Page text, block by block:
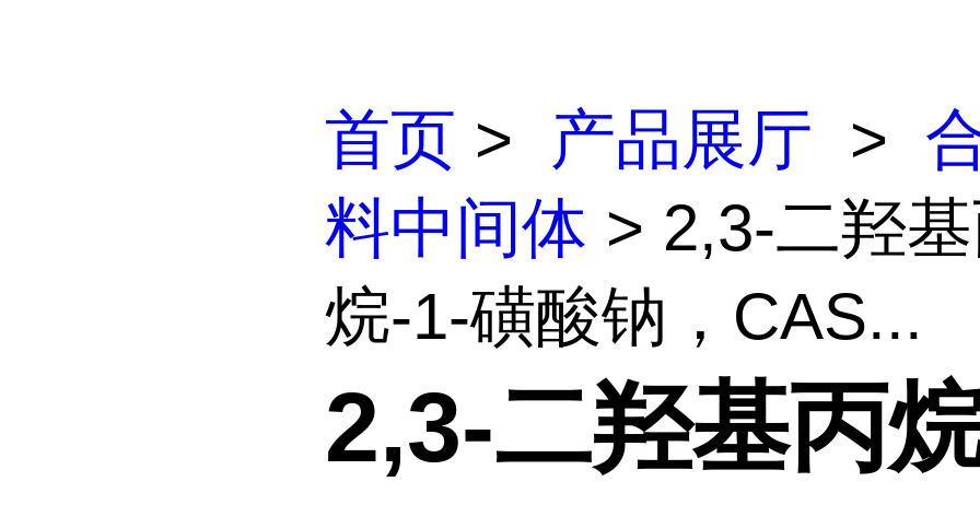
首页 > 产品展厅 >
料中间体 > 2,3-二羟
烷-1-磺酸钠，CAS...
2,3-二羟基丙